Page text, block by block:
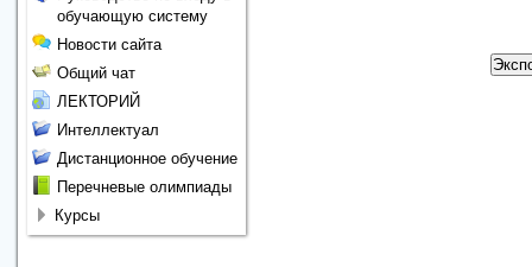
обучающую систему
Новости сайта
Общий чат
ЛЕКТОРИЙ
Интеллектуал
Дистанционное обучение
Перечневые олимпиады
Курсы